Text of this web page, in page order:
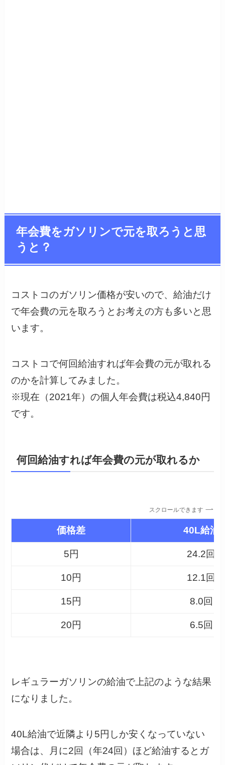
年会費をガソリンで元を取ろうと思
うと？
コストコのガソリン価格が安いので、給油だけ
で年会費の元を取ろうとお考えの方も多いと思
います。
コストコで何回給油すれば年会費の元が取れる
のかを計算してみました。
※現在（2021年）の個人年会費は税込4,840円
です。
何回給油すれば年会費の元が取れるか
スクロールできます
価格差 40L給油
5円 24.2回
10円 12.1回
15円 8.0回
20円 6.5回
レギュラーガソリンの給油で上記のような結果
になりました。
40L給油で近隣より5円しか安くなっていない
場合は、月に2回（年24回）ほど給油するとガ